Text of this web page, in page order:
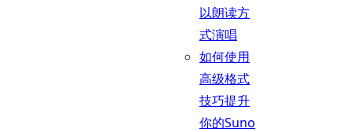
以朗读方
式演唱
如何使用
高级格式
技巧提升
你的Suno